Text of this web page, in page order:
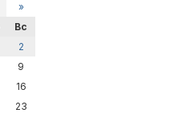
»
Вс
2
9
16
23